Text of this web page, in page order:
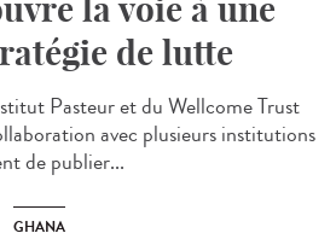
la voie à une
de lutte
Pasteur et du Wellcome Trust
avec plusieurs institutions
de publier...
GHANA